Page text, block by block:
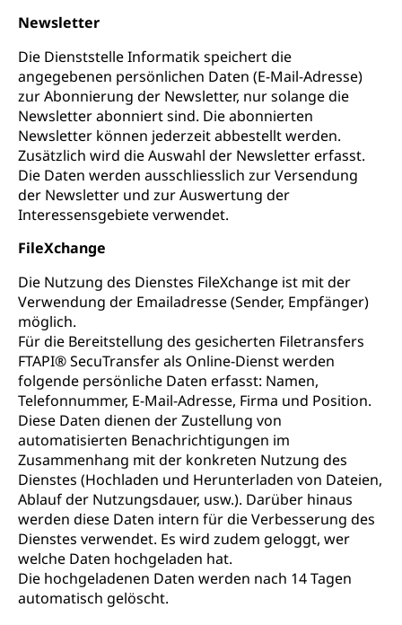
Newsletter
Die Dienststelle Informatik speichert die
angegebenen persönlichen Daten (E-Mail-Adresse)
zur Abonnierung der Newsletter, nur solange die
Newsletter abonniert sind. Die abonnierten
Newsletter können jederzeit abbestellt werden.
Zusätzlich wird die Auswahl der Newsletter erfasst.
Die Daten werden ausschliesslich zur Versendung
der Newsletter und zur Auswertung der
Interessensgebiete verwendet.
FileXchange
Die Nutzung des Dienstes FileXchange ist mit der
Verwendung der Emailadresse (Sender, Empfänger)
möglich.
Für die Bereitstellung des gesicherten Filetransfers
FTAPI® SecuTransfer als Online-Dienst werden
folgende persönliche Daten erfasst: Namen,
Telefonnummer, E-Mail-Adresse, Firma und Position.
Diese Daten dienen der Zustellung von
automatisierten Benachrichtigungen im
Zusammenhang mit der konkreten Nutzung des
Dienstes (Hochladen und Herunterladen von Dateien,
Ablauf der Nutzungsdauer, usw.). Darüber hinaus
werden diese Daten intern für die Verbesserung des
Dienstes verwendet. Es wird zudem geloggt, wer
welche Daten hochgeladen hat.
Die hochgeladenen Daten werden nach 14 Tagen
automatisch gelöscht.